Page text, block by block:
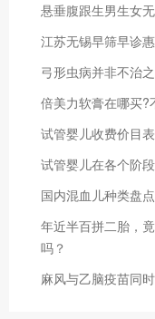
悬垂腹跟生男生女
江苏无锡早筛早诊
弓形虫病并非不治
倍美力软膏在哪买?
试管婴儿收费价目
试管婴儿在各个阶
国内混血儿种类盘
年近半百拼二胎，
吗？
麻风与乙脑疫苗同